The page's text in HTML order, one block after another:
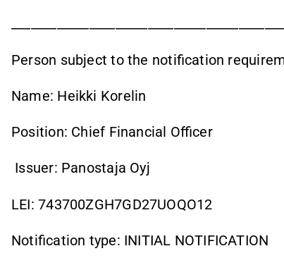
Person subject to the notification
Name: Heikki Korelin
Position: Chief Financial Officer
Issuer: Panostaja Oyj
LEI: 743700ZGH7GD27UOQO12
Notification type: INITIAL NOTIFICATION